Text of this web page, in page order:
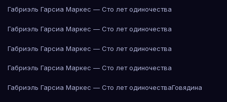
Габриэль Гарсиа Маркес — Сто лет одиночества
Габриэль Гарсиа Маркес — Сто лет одиночества
Габриэль Гарсиа Маркес — Сто лет одиночества
Габриэль Гарсиа Маркес — Сто лет одиночества
Габриэль Гарсиа Маркес — Сто лет одиночестваГовядина